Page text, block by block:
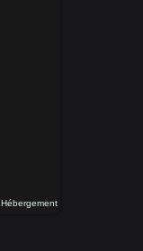
Hébergement